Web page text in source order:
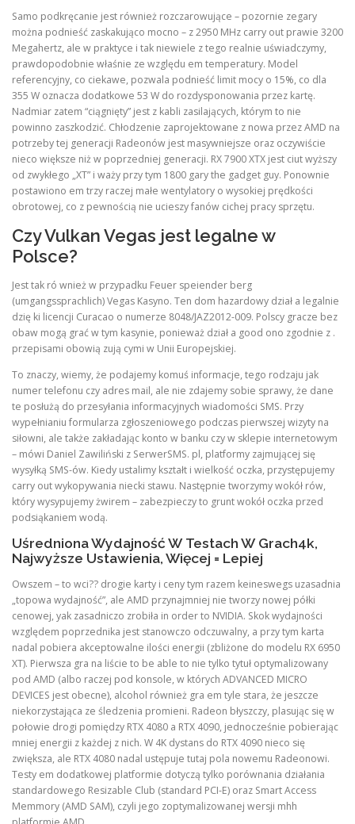
Samo podkręcanie jest również rozczarowujące – pozornie zegary
można podnieść zaskakująco mocno – z 2950 MHz carry out prawie 3200
Megahertz, ale w praktyce i tak niewiele z tego realnie uświadczymy,
prawdopodobnie właśnie ze względu em temperatury. Model
referencyjny, co ciekawe, pozwala podnieść limit mocy o 15%, co dla
355 W oznacza dodatkowe 53 W do rozdysponowania przez kartę.
Nadmiar zatem “ciągnięty” jest z kabli zasilających, którym to nie
powinno zaszkodzić. Chłodzenie zaprojektowane z nowa przez AMD na
potrzeby tej generacji Radeonów jest masywniejsze oraz oczywiście
nieco większe niż w poprzedniej generacji. RX 7900 XTX jest ciut wyższy
od zwykłego „XT” i waży przy tym 1800 gary the gadget guy. Ponownie
postawiono em trzy raczej małe wentylatory o wysokiej prędkości
obrotowej, co z pewnością nie ucieszy fanów cichej pracy sprzętu.
Czy Vulkan Vegas jest legalne w
Polsce?
Jest tak ró wnież w przypadku Feuer speiender berg
(umgangssprachlich) Vegas Kasyno. Ten dom hazardowy dział a legalnie
dzię ki licencji Curacao o numerze 8048/JAZ2012-009. Polscy gracze bez
obaw mogą grać w tym kasynie, ponieważ dział a good ono zgodnie z .
przepisami obowią zują cymi w Unii Europejskiej.
To znaczy, wiemy, że podajemy komuś informacje, tego rodzaju jak
numer telefonu czy adres mail, ale nie zdajemy sobie sprawy, że dane
te posłużą do przesyłania informacyjnych wiadomości SMS. Przy
wypełnianiu formularza zgłoszeniowego podczas pierwszej wizyty na
siłowni, ale także zakładając konto w banku czy w sklepie internetowym
– mówi Daniel Zawiliński z SerwerSMS. pl, platformy zajmującej się
wysyłką SMS-ów. Kiedy ustalimy kształt i wielkość oczka, przystępujemy
carry out wykopywania niecki stawu. Następnie tworzymy wokół rów,
który wysypujemy żwirem – zabezpieczy to grunt wokół oczka przed
podsiąkaniem wodą.
Uśredniona Wydajność W Testach W Grach4k,
Najwyższe Ustawienia, Więcej = Lepiej
Owszem – to wci?? drogie karty i ceny tym razem keineswegs uzasadnia
„topowa wydajność”, ale AMD przynajmniej nie tworzy nowej półki
cenowej, yak zasadniczo zrobiła in order to NVIDIA. Skok wydajności
względem poprzednika jest stanowczo odczuwalny, a przy tym karta
nadal pobiera akceptowalne ilości energii (zbliżone do modelu RX 6950
XT). Pierwsza gra na liście to be able to nie tylko tytuł optymalizowany
pod AMD (albo raczej pod konsole, w których ADVANCED MICRO
DEVICES jest obecne), alcohol również gra em tyle stara, że jeszcze
niekorzystająca ze śledzenia promieni. Radeon błyszczy, plasując się w
połowie drogi pomiędzy RTX 4080 a RTX 4090, jednocześnie pobierając
mniej energii z każdej z nich. W 4K dystans do RTX 4090 nieco się
zwiększa, ale RTX 4080 nadal ustępuje tutaj pola nowemu Radeonowi.
Testy em dodatkowej platformie dotyczą tylko porównania działania
standardowego Resizable Club (standard PCI-E) oraz Smart Access
Memmory (AMD SAM), czyli jego zoptymalizowanej wersji mhh